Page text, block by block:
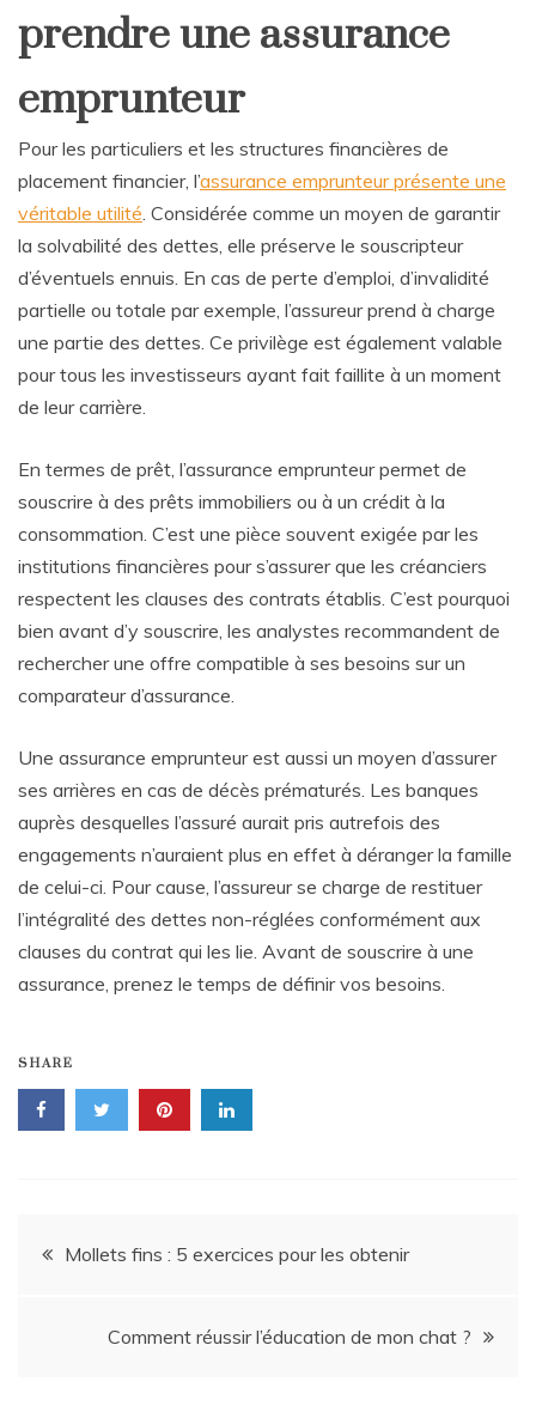
prendre une assurance
emprunteur
Pour les particuliers et les structures financières de
placement financier, l’assurance emprunteur présente une
véritable utilité. Considérée comme un moyen de garantir
la solvabilité des dettes, elle préserve le souscripteur
d’éventuels ennuis. En cas de perte d’emploi, d’invalidité
partielle ou totale par exemple, l’assureur prend à charge
une partie des dettes. Ce privilège est également valable
pour tous les investisseurs ayant fait faillite à un moment
de leur carrière.
En termes de prêt, l’assurance emprunteur permet de
souscrire à des prêts immobiliers ou à un crédit à la
consommation. C’est une pièce souvent exigée par les
institutions financières pour s’assurer que les créanciers
respectent les clauses des contrats établis. C’est pourquoi
bien avant d’y souscrire, les analystes recommandent de
rechercher une offre compatible à ses besoins sur un
comparateur d’assurance.
Une assurance emprunteur est aussi un moyen d’assurer
ses arrières en cas de décès prématurés. Les banques
auprès desquelles l’assuré aurait pris autrefois des
engagements n’auraient plus en effet à déranger la famille
de celui-ci. Pour cause, l’assureur se charge de restituer
l’intégralité des dettes non-réglées conformément aux
clauses du contrat qui les lie. Avant de souscrire à une
assurance, prenez le temps de définir vos besoins.
SHARE
Navigation
Mollets fins : 5 exercices pour les obtenir
Comment réussir l’éducation de mon chat ?